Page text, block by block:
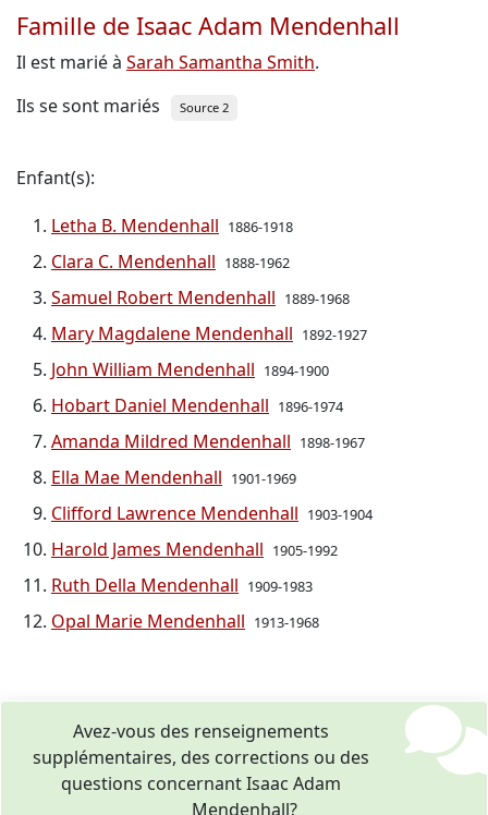
Famille de Isaac Adam Mendenhall
Il est marié à Sarah Samantha Smith.
Ils se sont mariés
Source 2
Enfant(s):
Letha B. Mendenhall 1886-1918
Clara C. Mendenhall 1888-1962
Samuel Robert Mendenhall 1889-1968
Mary Magdalene Mendenhall 1892-1927
John William Mendenhall 1894-1900
Hobart Daniel Mendenhall 1896-1974
Amanda Mildred Mendenhall 1898-1967
Ella Mae Mendenhall 1901-1969
Clifford Lawrence Mendenhall 1903-1904
Harold James Mendenhall 1905-1992
Ruth Della Mendenhall 1909-1983
Opal Marie Mendenhall 1913-1968
Avez-vous des renseignements
supplémentaires, des corrections ou des
questions concernant Isaac Adam
Mendenhall?